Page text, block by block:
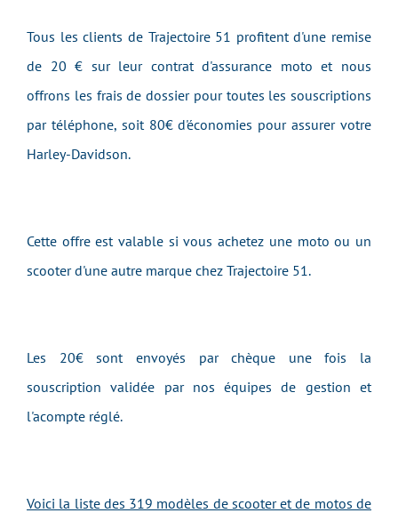
Tous les clients de Trajectoire 51 profitent d'une remise
de 20 € sur leur contrat d'assurance moto et nous
offrons les frais de dossier pour toutes les souscriptions
par téléphone, soit 80€ d'économies pour assurer votre
Harley-Davidson.
Cette offre est valable si vous achetez une moto ou un
scooter d'une autre marque chez Trajectoire 51.
Les 20€ sont envoyés par chèque une fois la
souscription validée par nos équipes de gestion et
l'acompte réglé.
Voici la liste des 319 modèles de scooter et de motos de